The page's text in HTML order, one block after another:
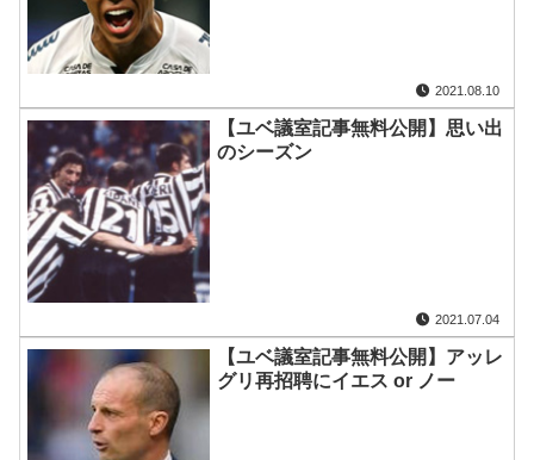
2021.08.10
【ユベ議室記事無料公開】思い出
のシーズン
2021.07.04
【ユベ議室記事無料公開】アッレ
グリ再招聘にイエス or ノー